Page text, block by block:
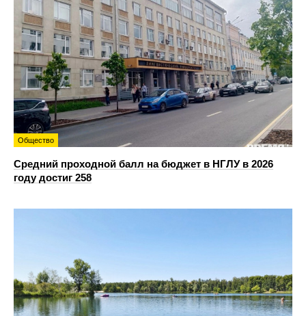
Общество
Средний проходной балл на бюджет в НГЛУ в 2026
году достиг 258